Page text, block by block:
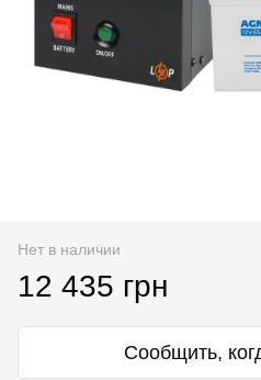
Нет в наличии
12 435 грн
Сообщить,